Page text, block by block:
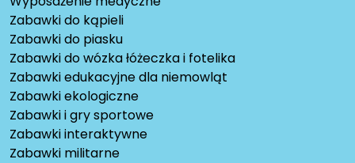
Zabawki do kąpieli
Zabawki do piasku
Zabawki do wózka łóżeczka i fotelika
Zabawki edukacyjne dla niemowląt
Zabawki ekologiczne
Zabawki i gry sportowe
Zabawki interaktywne
Zabawki militarne